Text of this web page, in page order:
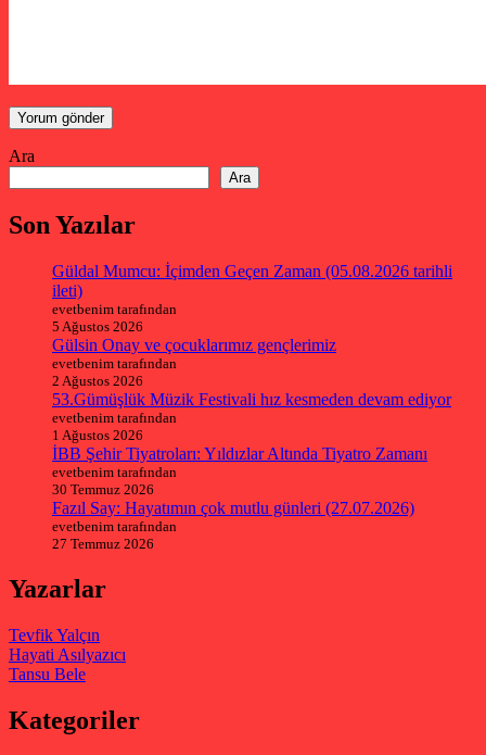
Ara
Ara
Son Yazılar
Güldal Mumcu: İçimden Geçen Zaman (05.08.2026 tarihli
ileti)
evetbenim tarafından
5 Ağustos 2026
Gülsin Onay ve çocuklarımız gençlerimiz
evetbenim tarafından
2 Ağustos 2026
53.Gümüşlük Müzik Festivali hız kesmeden devam ediyor
evetbenim tarafından
1 Ağustos 2026
İBB Şehir Tiyatroları: Yıldızlar Altında Tiyatro Zamanı
evetbenim tarafından
30 Temmuz 2026
Fazıl Say: Hayatımın çok mutlu günleri (27.07.2026)
evetbenim tarafından
27 Temmuz 2026
Yazarlar
Tevfik Yalçın
Hayati Asılyazıcı
Tansu Bele
Kategoriler